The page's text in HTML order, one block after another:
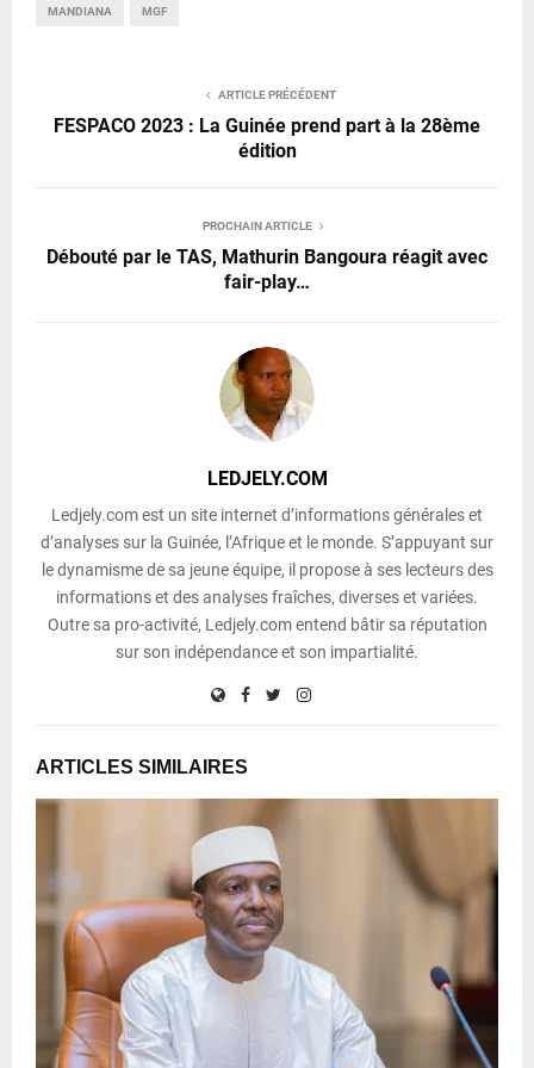
MANDIANA MGF
ARTICLE PRÉCÉDENT
FESPACO 2023 : La Guinée prend part à la 28ème
édition
PROCHAIN ARTICLE
Débouté par le TAS, Mathurin Bangoura réagit avec
fair-play…
LEDJELY.COM
Ledjely.com est un site internet d’informations générales et
d’analyses sur la Guinée, l’Afrique et le monde. S’appuyant sur
le dynamisme de sa jeune équipe, il propose à ses lecteurs des
informations et des analyses fraîches, diverses et variées.
Outre sa pro-activité, Ledjely.com entend bâtir sa réputation
sur son indépendance et son impartialité.
ARTICLES SIMILAIRES